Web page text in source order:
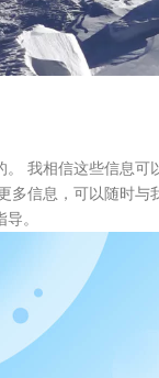
。 我相信这些信息可
多信息，可以随时与
。